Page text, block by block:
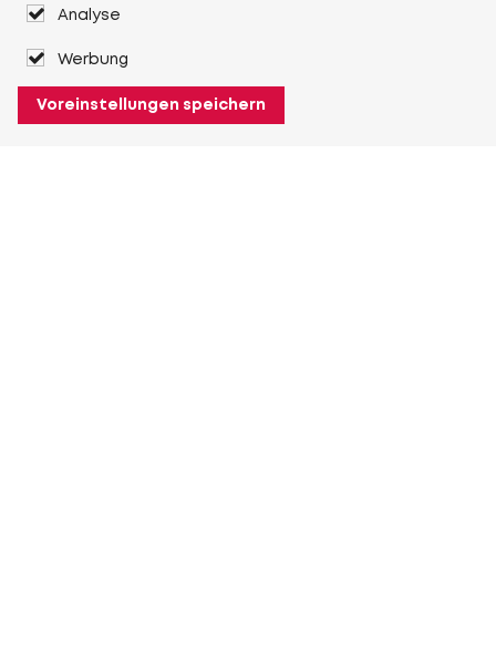
Analyse
Werbung
Voreinstellungen speichern